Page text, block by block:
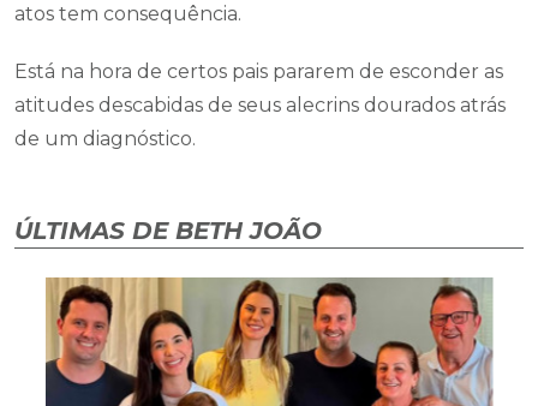
atos tem consequência.
Está na hora de certos pais pararem de esconder as
atitudes descabidas de seus alecrins dourados atrás
de um diagnóstico.
ÚLTIMAS DE BETH JOÃO